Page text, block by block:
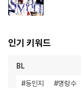
인기 키워드
BL
#동인지 #명랑수